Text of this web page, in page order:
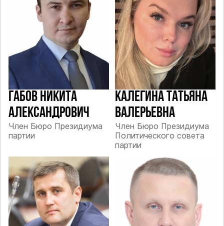
ГАБОВ НИКИТА
АЛЕКСАНДРОВИЧ
Член Бюро Президиума
партии
КАЛЕГИНА ТАТЬЯНА
ВАЛЕРЬЕВНА
Член Бюро Президиума
Политического совета
партии